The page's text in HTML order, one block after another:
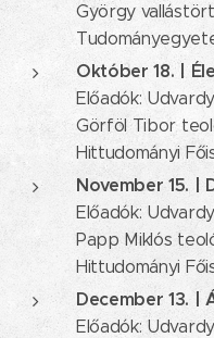
György
Október 18. |
Előadók:
Görföl Tibor
Hittudományi
November 15. |
Előadók:
Papp Miklós
Hittudományi
December 13. |
Előadók: